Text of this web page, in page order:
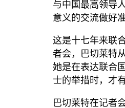
与中国最高领导
意义的交流做好准
这是十七年来联
者会，巴切莱特
她是在表达联合
士的举措时，才
巴切莱特在记者